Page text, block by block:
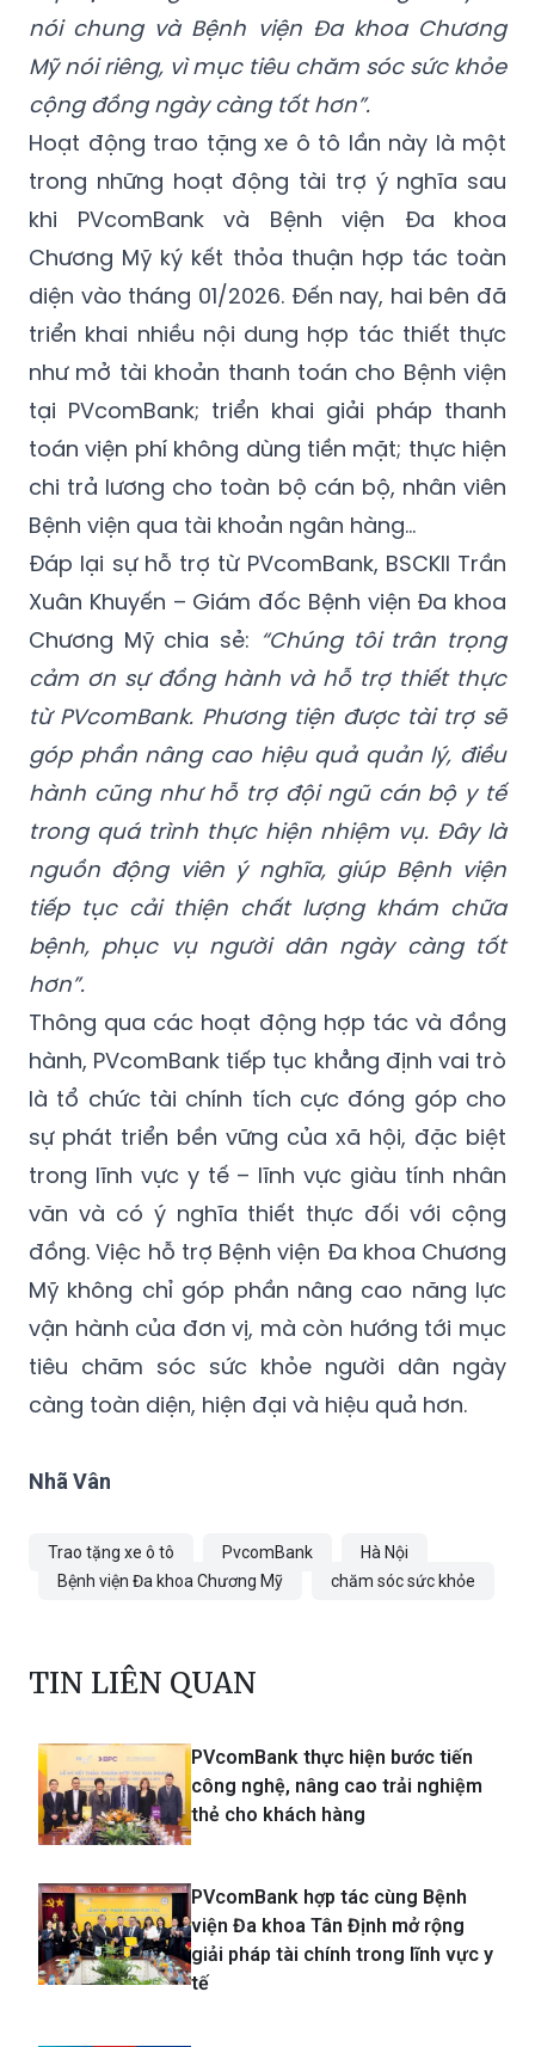
nói chung và Bệnh viện Đa khoa Chương
Mỹ nói riêng, vì mục tiêu chăm sóc sức khỏe
cộng đồng ngày càng tốt hơn”.
Hoạt động trao tặng xe ô tô lần này là một
trong những hoạt động tài trợ ý nghĩa sau
khi PVcomBank và Bệnh viện Đa khoa
Chương Mỹ ký kết thỏa thuận hợp tác toàn
diện vào tháng 01/2026. Đến nay, hai bên đã
triển khai nhiều nội dung hợp tác thiết thực
như mở tài khoản thanh toán cho Bệnh viện
tại PVcomBank; triển khai giải pháp thanh
toán viện phí không dùng tiền mặt; thực hiện
chi trả lương cho toàn bộ cán bộ, nhân viên
Bệnh viện qua tài khoản ngân hàng...
Đáp lại sự hỗ trợ từ PVcomBank, BSCKII Trần
Xuân Khuyến – Giám đốc Bệnh viện Đa khoa
Chương Mỹ chia sẻ: “Chúng tôi trân trọng
cảm ơn sự đồng hành và hỗ trợ thiết thực
từ PVcomBank. Phương tiện được tài trợ sẽ
góp phần nâng cao hiệu quả quản lý, điều
hành cũng như hỗ trợ đội ngũ cán bộ y tế
trong quá trình thực hiện nhiệm vụ. Đây là
nguồn động viên ý nghĩa, giúp Bệnh viện
tiếp tục cải thiện chất lượng khám chữa
bệnh, phục vụ người dân ngày càng tốt
hơn”.
Thông qua các hoạt động hợp tác và đồng
hành, PVcomBank tiếp tục khẳng định vai trò
là tổ chức tài chính tích cực đóng góp cho
sự phát triển bền vững của xã hội, đặc biệt
trong lĩnh vực y tế – lĩnh vực giàu tính nhân
văn và có ý nghĩa thiết thực đối với cộng
đồng. Việc hỗ trợ Bệnh viện Đa khoa Chương
Mỹ không chỉ góp phần nâng cao năng lực
vận hành của đơn vị, mà còn hướng tới mục
tiêu chăm sóc sức khỏe người dân ngày
càng toàn diện, hiện đại và hiệu quả hơn.
Nhã Vân
Trao tặng xe ô tô PvcomBank
Hà Nội
Bệnh viện Đa khoa Chương Mỹ
chăm sóc sức khỏe
TIN LIÊN QUAN
PVcomBank thực hiện bước tiến
công nghệ, nâng cao trải nghiệm
thẻ cho khách hàng
PVcomBank hợp tác cùng Bệnh
viện Đa khoa Tân Định mở rộng
giải pháp tài chính trong lĩnh vực y
tế